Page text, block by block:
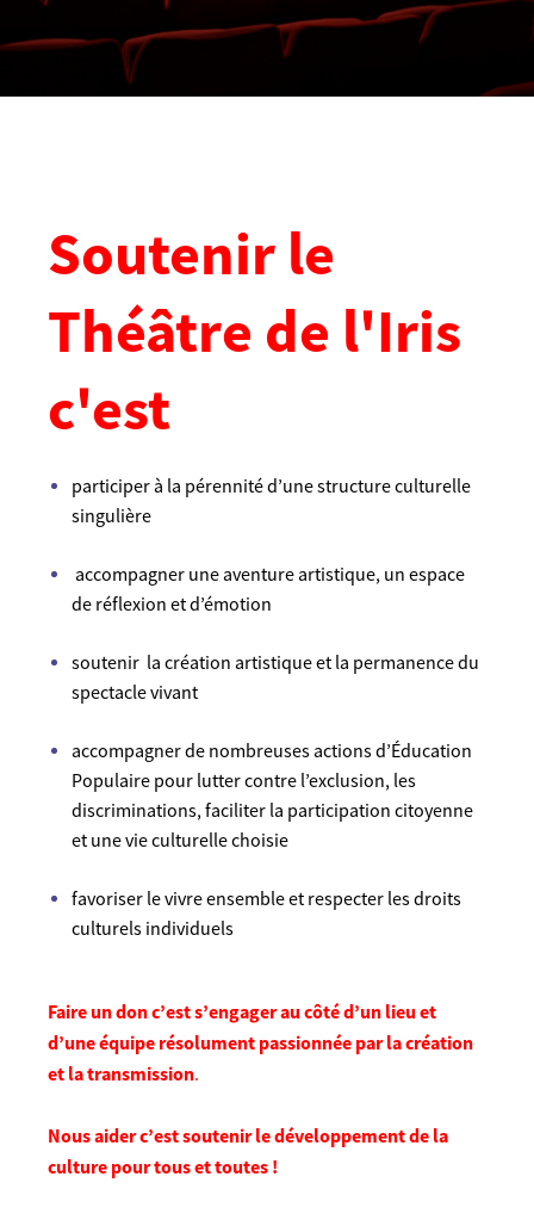
Soutenir le
Théâtre de l'Iris
c'est
participer à la pérennité d’une structure culturelle
singulière
accompagner une aventure artistique, un espace
de réflexion et d’émotion
soutenir la création artistique et la permanence du
spectacle vivant
accompagner de nombreuses actions d’Éducation
Populaire pour lutter contre l’exclusion, les
discriminations, faciliter la participation citoyenne
et une vie culturelle choisie
favoriser le vivre ensemble et respecter les droits
culturels individuels
Faire un don c’est s’engager au côtéd’un lieu et
d’une équipe résolumentpassionnée parla création
et la transmission.
Nous aider c’est soutenir le développement de la
culture pour tous et toutes !